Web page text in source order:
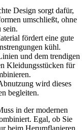
Design sorgt dafür,
umschließt, ohne
sein.
fördert eine gute
kühl.
und dem trendigen
Kleidungsstücken für
wird dieses
begleiten.
in der modernen
Egal, ob Sie